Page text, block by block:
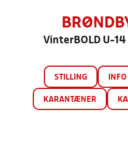
VinterBOLD U-
STILLING INFO
KARANTÆNER